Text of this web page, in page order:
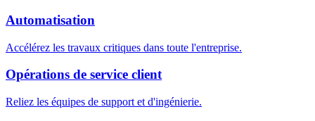
Automatisation
Accélérez les travaux critiques dans toute l'entreprise.
Opérations de service client
Reliez les équipes de support et d'ingénierie.